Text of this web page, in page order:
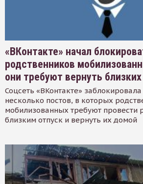
«ВКонтакте» начал
родственников
они требуют вернуть
Соцсеть «ВКонтакте»
несколько постов, в которых
мобилизованных требуют провести
близким отпуск и вернуть их домой